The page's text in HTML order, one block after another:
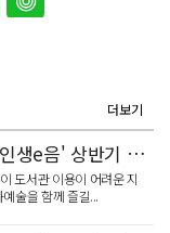
더보기
강진군도서관 '2026년 인생e음' 상반기 공연 성료
도서관 이용이 어려운 지
술을 함께 즐길...